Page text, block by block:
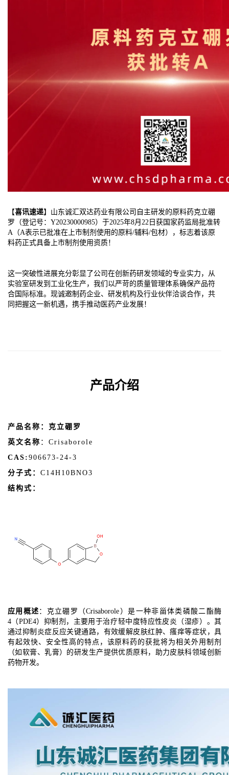
【喜讯速递】山东诚汇双达药业有限公司自主研发的原料药克立硼
罗（登记号：Y20230000985）于2025年8月22日获国家药监局批准转
A（A表示已批准在上市制剂使用的原料/辅料/包材），标志着该原
料药正式具备上市制剂使用资质！
这一突破性进展充分彰显了公司在创新药研发领域的专业实力，从
实验室研发到工业化生产，我们以严苛的质量管理体系确保产品符
合国际标准。现诚邀制药企业、研发机构及行业伙伴洽谈合作，共
同把握这一新机遇，携手推动医药产业发展！
产品介绍
产品名称：克立硼罗
英文名称 ：Crisaborole
CAS: 906673-24-3
分子式： C14H10BNO3
结构式：
应用概述 ：克立硼罗（Crisaborole）是一种非甾体类磷酸二酯酶
4（PDE4）抑制剂，主要用于治疗‌轻中度特应性皮炎（湿疹）‌。其
通过抑制炎症反应关键通路，有效缓解皮肤红肿、瘙痒等症状，具
有起效快、安全性高的特点，该原料药的获批将为相关外用制剂
（如软膏、乳膏）的研发生产提供优质原料，助力皮肤科领域创新
药物开发。